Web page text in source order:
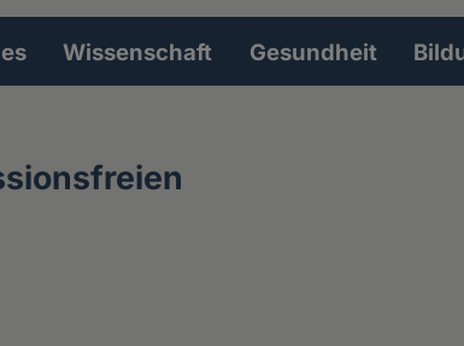
Wissenschaft Gesundheit